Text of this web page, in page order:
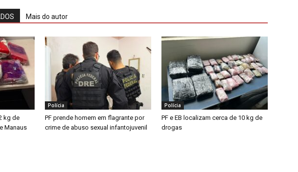
Mais do autor
kg de
Manaus
Polícia
PF prende homem em flagrante por
crime de abuso sexual infantojuvenil
Polícia
PF e EB localizam cerca de 10 kg de
drogas